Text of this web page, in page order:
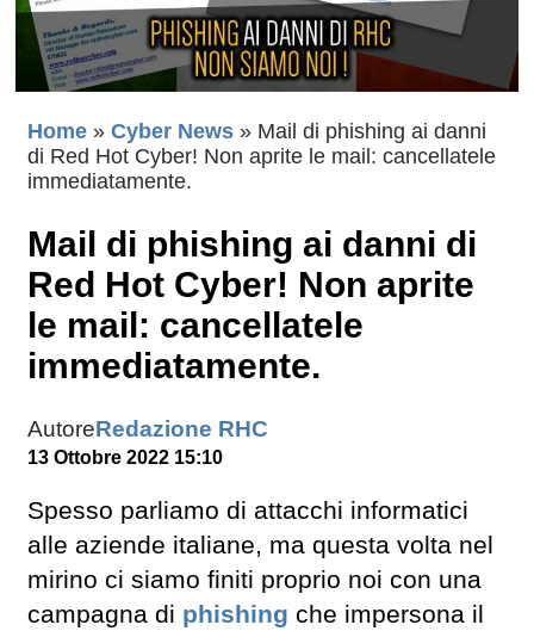
Home » Cyber News » Mail di phishing ai danni
di Red Hot Cyber! Non aprite le mail: cancellatele
immediatamente.
Mail di phishing ai danni di
Red Hot Cyber! Non aprite
le mail: cancellatele
immediatamente.
AutoreRedazione RHC
13 Ottobre 2022 15:10
Spesso parliamo di attacchi informatici
alle aziende italiane, ma questa volta nel
mirino ci siamo finiti proprio noi con una
campagna di phishing che impersona il